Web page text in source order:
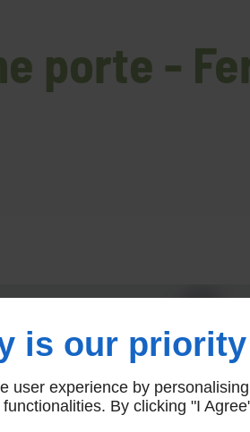
porte -
is our priority
user experience by
By clicking "I